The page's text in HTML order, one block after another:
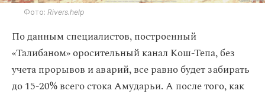
Фото: Rivers.help
По данным специалистов, построенный
«Талибаном» оросительный канал Кош-Тепа, без
учета прорывов и аварий, все равно будет забирать
до 15-20% всего стока Амударьи. А после того, как